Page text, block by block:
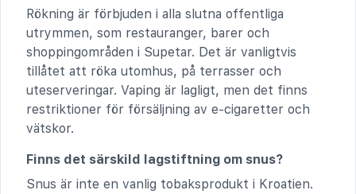
Rökning är förbjuden i alla slutna offentliga
utrymmen, som restauranger, barer och
shoppingområden i Supetar. Det är vanligtvis
tillåtet att röka utomhus, på terrasser och
uteserveringar. Vaping är lagligt, men det finns
restriktioner för försäljning av e-cigaretter och
vätskor.
Finns det särskild lagstiftning om snus?
Snus är inte en vanlig tobaksprodukt i Kroatien.